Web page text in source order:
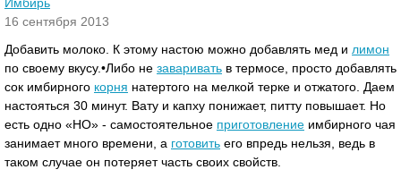
16 сентября 2013
Добавить молоко. К этому настою можно добавлять мед и лимон
по своему вкусу.•Либо не заваривать в термосе, просто добавлять
сок имбирного корня натертого на мелкой терке и отжатого. Даем
настояться 30 минут. Вату и капху понижает, питту повышает. Но
есть одно «НО» - самостоятельное приготовление имбирного чая
занимает много времени, а готовить его впредь нельзя, ведь в
таком случае он потеряет часть своих свойств.